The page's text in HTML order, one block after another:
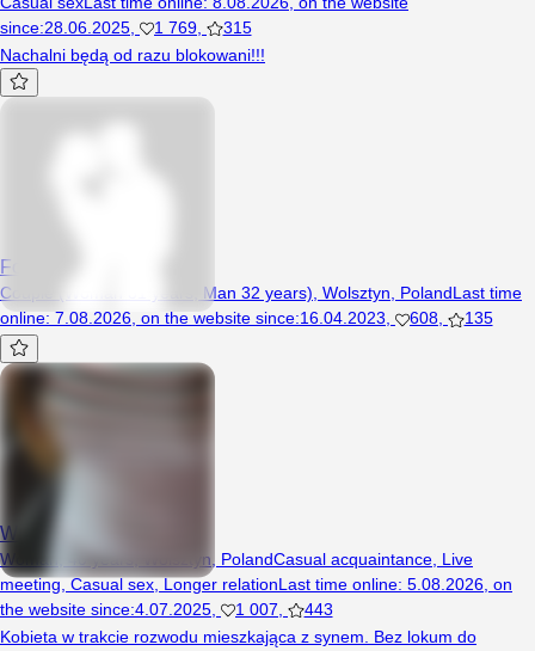
since:28.06.2025 1 769
315
Nachalni będą od razu blokowani!!!
Forfuuun
Couple (Woman 31 years, Man 32 years), Wolsztyn, PolandLast time
online: 7.08.2026 on the website since:16.04.2023 608 135
Witaminka85
Woman, 40 years, Wolsztyn, PolandCasual acquaintance Live
meeting,Casual sex,Longer relationLast time online: 5.08.2026 on
the website since:4.07.2025 1 007
443
Kobieta w trakcie rozwodu mieszkająca z synem. Bez lokum do